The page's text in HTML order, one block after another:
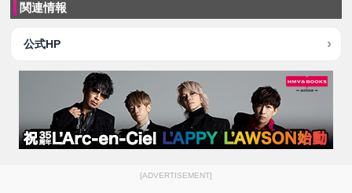
関連情報
公式HP
[ADVERTISEMENT]